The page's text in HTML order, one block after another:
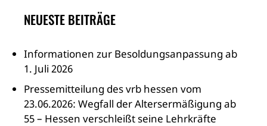
NEUESTE BEITRÄGE
Informationen zur Besoldungsanpassung ab
1. Juli 2026
Pressemitteilung des vrb hessen vom
23.06.2026: Wegfall der Altersermäßigung ab
55 – Hessen verschleißt seine Lehrkräfte